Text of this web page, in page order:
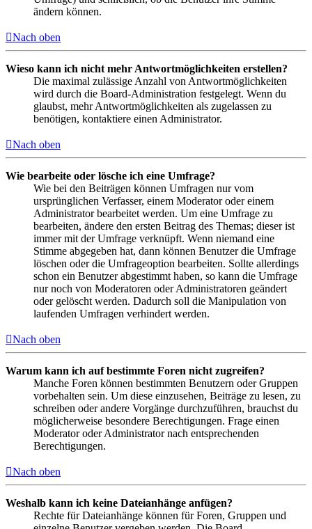
ändern können.
Nach oben
Wieso kann ich nicht mehr Antwortmöglichkeiten erstellen?
Die maximal zulässige Anzahl von Antwortmöglichkeiten
wird durch die Board-Administration festgelegt. Wenn du
glaubst, mehr Antwortmöglichkeiten als zugelassen zu
benötigen, kontaktiere einen Administrator.
Nach oben
Wie bearbeite oder lösche ich eine Umfrage?
Wie bei den Beiträgen können Umfragen nur vom
ursprünglichen Verfasser, einem Moderator oder einem
Administrator bearbeitet werden. Um eine Umfrage zu
bearbeiten, ändere den ersten Beitrag des Themas; dieser ist
immer mit der Umfrage verknüpft. Wenn niemand eine
Stimme abgegeben hat, dann können Benutzer die Umfrage
löschen oder die Umfrageoption bearbeiten. Sollte allerdings
schon ein Benutzer abgestimmt haben, so kann die Umfrage
nur noch von Moderatoren oder Administratoren geändert
oder gelöscht werden. Dadurch soll die Manipulation von
laufenden Umfragen verhindert werden.
Nach oben
Warum kann ich auf bestimmte Foren nicht zugreifen?
Manche Foren können bestimmten Benutzern oder Gruppen
vorbehalten sein. Um diese einzusehen, Beiträge zu lesen, zu
schreiben oder andere Vorgänge durchzuführen, brauchst du
möglicherweise besondere Berechtigungen. Frage einen
Moderator oder Administrator nach entsprechenden
Berechtigungen.
Nach oben
Weshalb kann ich keine Dateianhänge anfügen?
Rechte für Dateianhänge können für Foren, Gruppen und